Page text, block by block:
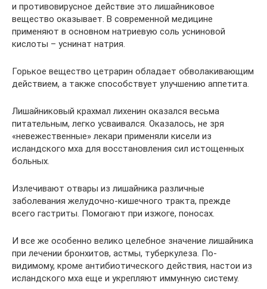
и противовирусное действие это лишайниковое
вещество оказывает. В современной медицине
применяют в основном натриевую соль усниновой
кислоты – уснинат натрия.
Горькое вещество цетрарин обладает обволакивающим
действием, а также способствует улучшению аппетита.
Лишайниковый крахмал лихенин оказался весьма
питательным, легко усваивался. Оказалось, не зря
«невежественные» лекари применяли кисели из
исландского мха для восстановления сил истощенных
больных.
Излечивают отвары из лишайника различные
заболевания желудочно-кишечного тракта, прежде
всего гастриты. Помогают при изжоге, поносах.
И все же особенно велико целебное значение лишайника
при лечении бронхитов, астмы, туберкулеза. По-
видимому, кроме антибиотического действия, настои из
исландского мха еще и укрепляют иммунную систему.